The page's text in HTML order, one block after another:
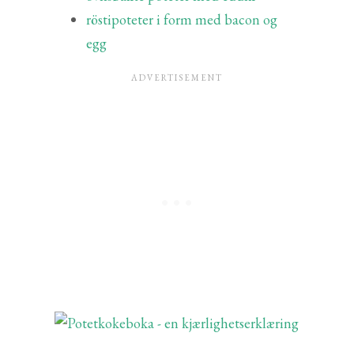
röstipoteter i form med bacon og
egg